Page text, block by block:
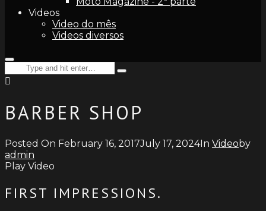
Videos
Video do mês
Videos diversos
Search
for:
Type
BARBER SHOP
Posted On February 16, 2017July 17, 2024In Videoby
admin
Play Video
FIRST IMPRESSIONS.